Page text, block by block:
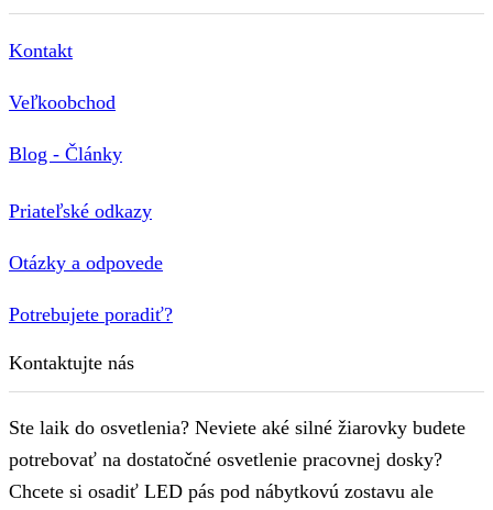
Kontakt
Veľkoobchod
Blog - Články
Priateľské odkazy
Otázky a odpovede
Potrebujete poradiť?
Kontaktujte nás
Ste laik do osvetlenia? Neviete aké silné žiarovky budete
potrebovať na dostatočné osvetlenie pracovnej dosky?
Chcete si osadiť LED pás pod nábytkovú zostavu ale